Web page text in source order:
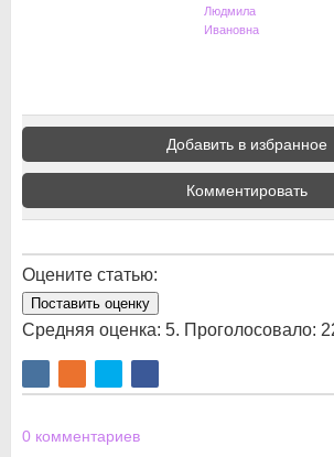
Людмила
Ивановна
Добавить в избранное
Комментировать
Оцените статью:
Поставить оценку
Средняя оценка: 5. Проголосовало:
0 комментариев